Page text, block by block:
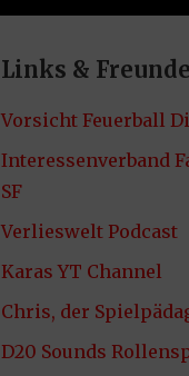
Links & Freunde
Vorsicht Feuerball
Interessenverband
SF
Verlieswelt Podcast
Karas YT Channel
Chris, der
D20 Sounds